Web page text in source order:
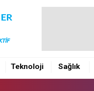
Teknoloji Sağlık